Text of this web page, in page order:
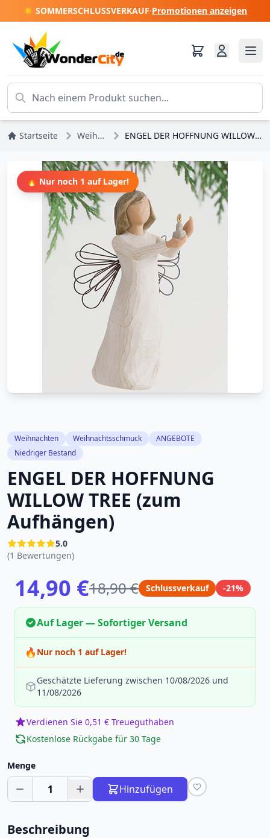
☀️ SOMMERSCHLUSSVERKAUF·Promotionen anzeigen
Startseite Weihnachten ENGEL DER HOFFNUNG WILLOW TREE (zum Aufhängen)
🔥 Nur noch 1 auf Lager!
Weihnachten Weihnachtsschmuck
ANGEBOTE
Niedriger Bestand
ENGEL DER HOFFNUNG
WILLOW TREE (zum
Aufhängen)
5.0
(1 Bewertungen)
14,90 €18,90 € Schlussverkauf -21%
Auf Lager — Sofortiger Versand
🔥 Nur noch 1 auf Lager!
Geschätzte Lieferung zwischen 10/08/2026 und
11/08/2026
Verdienen Sie 0,51 € Treueguthaben
Kostenlose Rückgabe für 30 Tage
Menge
1 Hinzufügen
Beschreibung